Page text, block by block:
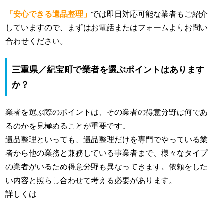
「安心できる遺品整理」 では即日対応可能な業者もご紹介
していますので、まずはお電話またはフォームよりお問い
合わせください。
三重県／紀宝町で業者を選ぶポイントはあります
か？
業者を選ぶ際のポイントは、その業者の得意分野は何であ
るのかを見極めることが重要です。
遺品整理といっても、遺品整理だけを専門でやっている業
者から他の業務と兼務している事業者まで、様々なタイプ
の業者がいるため得意分野も異なってきます。依頼をした
い内容と照らし合わせて考える必要があります。
詳しくは